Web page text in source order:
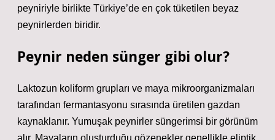
peyniriyle birlikte Türkiye’de en çok tüketilen beyaz
peynirlerden biridir.
Peynir neden sünger gibi olur?
Laktozun koliform grupları ve maya mikroorganizmaları
tarafından fermantasyonu sırasında üretilen gazdan
kaynaklanır. Yumuşak peynirler süngerimsi bir görünüm
alır. Mayaların oluşturduğu gözenekler genellikle eliptik